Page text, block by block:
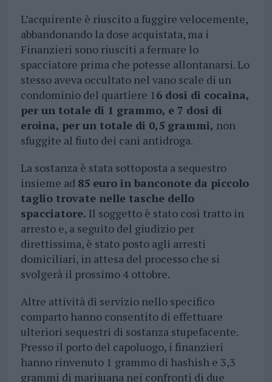
L’acquirente è riuscito a fuggire velocemente,
abbandonando la dose acquistata, ma i
Finanzieri sono riusciti a fermare lo
spacciatore prima che potesse allontanarsi. Lo
stesso aveva occultato nel vano scale di un
condominio del quartiere 16 dosi di cocaina,
per un totale di 1 grammo, e 7 dosi di
eroina, per un totale di 0,5 grammi, non
sfuggite al fiuto dei cani antidroga.
La sostanza è stata sottoposta a sequestro
insieme ad 85 euro in banconote da piccolo
taglio trovate nelle tasche dello
spacciatore. Il soggetto è stato così tratto in
arresto e, a seguito del giudizio per
direttissima, è stato posto agli arresti
domiciliari, in attesa del processo che si
svolgerà il prossimo 4 ottobre.
Altre attività di servizio nello specifico
comparto hanno consentito di effettuare
ulteriori sequestri di sostanza stupefacente.
Presso il porto del capoluogo, i finanzieri
hanno rinvenuto 1 grammo di hashish e 3,3
grammi di marijuana nei confronti di due